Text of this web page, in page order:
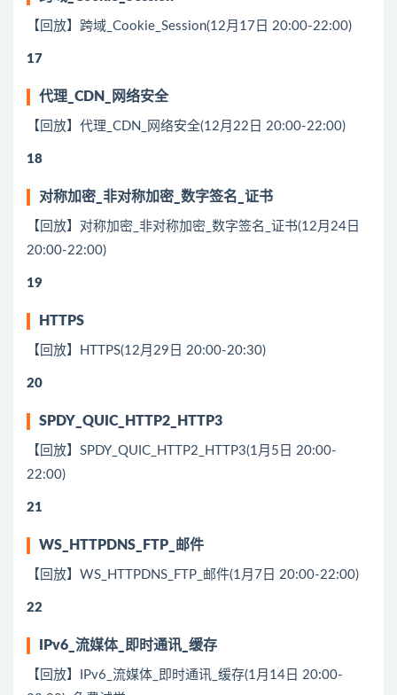
【回放】跨域_Cookie_Session(12月17日 20:00-22:00)
17
代理_CDN_网络安全
【回放】代理_CDN_网络安全(12月22日 20:00-22:00)
18
对称加密_非对称加密_数字签名_证书
【回放】对称加密_非对称加密_数字签名_证书(12月24日
20:00-22:00)
19
HTTPS
【回放】HTTPS(12月29日 20:00-20:30)
20
SPDY_QUIC_HTTP2_HTTP3
【回放】SPDY_QUIC_HTTP2_HTTP3(1月5日 20:00-
22:00)
21
WS_HTTPDNS_FTP_邮件
【回放】WS_HTTPDNS_FTP_邮件(1月7日 20:00-22:00)
22
IPv6_流媒体_即时通讯_缓存
【回放】IPv6_流媒体_即时通讯_缓存(1月14日 20:00-